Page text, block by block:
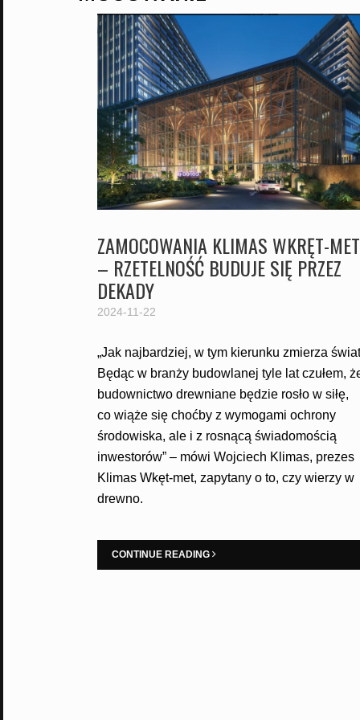
ZAMOCOWANIA KLIMAS WKRĘT-MET
– RZETELNOŚĆ BUDUJE SIĘ PRZEZ
DEKADY
2024-11-22
„Jak najbardziej, w tym kierunku zmierza
Będąc w branży budowlanej tyle lat czułem,
budownictwo drewniane będzie rosło w siłę,
co wiąże się choćby z wymogami ochrony
środowiska, ale i z rosnącą świadomością
inwestorów” – mówi Wojciech Klimas, prezes
Klimas Wkęt-met, zapytany o to, czy wierzy w
drewno.
CONTINUE READING